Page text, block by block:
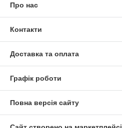
Про нас
Контакти
Доставка та оплата
Графік роботи
Повна версія сайту